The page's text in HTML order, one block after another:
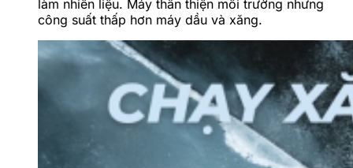
làm nhiên liệu. Máy thân thiện môi trường nhưng
công suất thấp hơn máy dầu và xăng.